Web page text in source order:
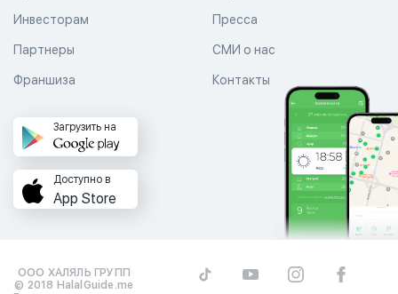
Пресса
СМИ о нас
Контакты
Инвесторам
Партнеры
Франшиза
Загрузить на
Доступно в
App Store
ООО ХАЛЯЛЬ ГРУПП
© 2018 HalalGuide.me